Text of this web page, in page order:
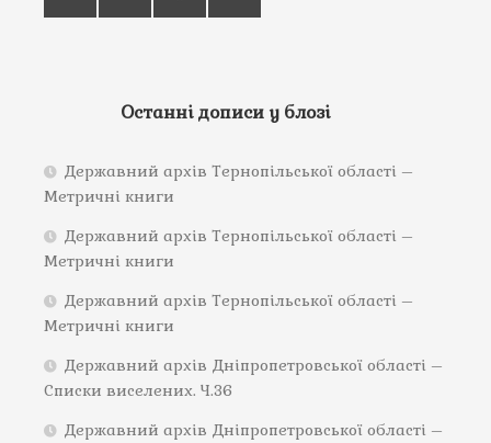
Останні дописи у блозі
Державний архів Тернопільської області –
Метричні книги
Державний архів Тернопільської області –
Метричні книги
Державний архів Тернопільської області –
Метричні книги
Державний архів Дніпропетровської області –
Списки виселених. Ч.36
Державний архів Дніпропетровської області –